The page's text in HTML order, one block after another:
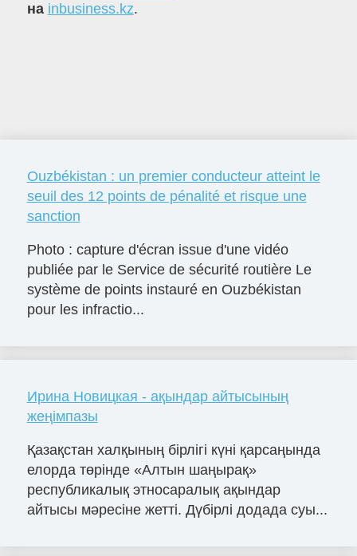
на inbusiness.kz.
Ouzbékistan : un premier conducteur atteint le
seuil des 12 points de pénalité et risque une
sanction
Photo : capture d'écran issue d'une vidéo
publiée par le Service de sécurité routière Le
système de points instauré en Ouzbékistan
pour les infractio...
Ирина Новицкая - ақындар айтысының
жеңімпазы
Қазақстан халқының бірлігі күні қарсаңында
елорда төрінде «Алтын шаңырақ»
республикалық этносаралық ақындар
айтысы мәресіне жетті. Дүбірлі додада суы...